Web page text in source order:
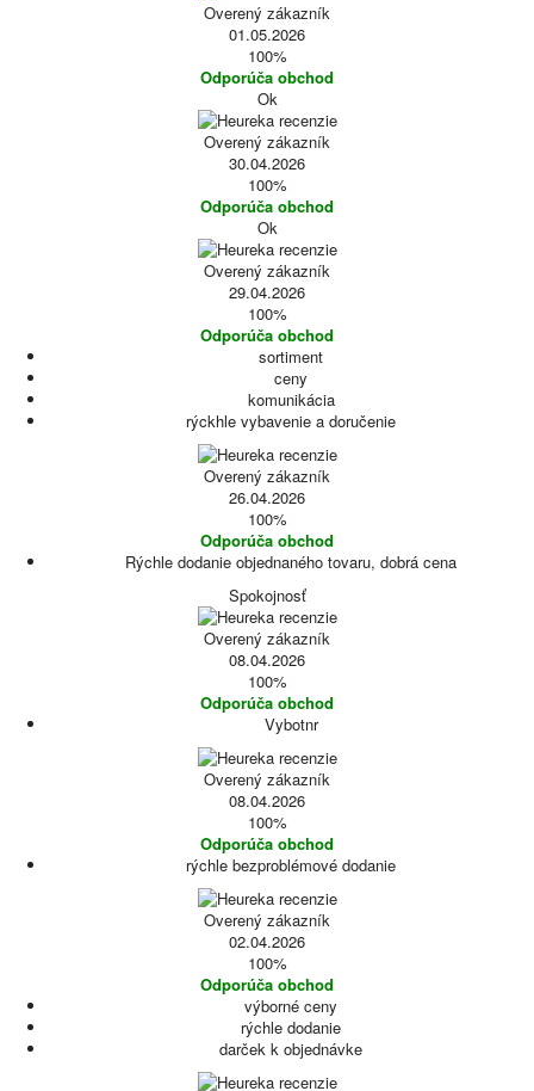
Overený zákazník
01.05.2026
100%
Odporúča obchod
Ok
Overený zákazník
30.04.2026
100%
Odporúča obchod
Ok
Overený zákazník
29.04.2026
100%
Odporúča obchod
sortiment
ceny
komunikácia
rýckhle vybavenie a doručenie
Overený zákazník
26.04.2026
100%
Odporúča obchod
Rýchle dodanie objednaného tovaru, dobrá cena
Spokojnosť
Overený zákazník
08.04.2026
100%
Odporúča obchod
Vybotnr
Overený zákazník
08.04.2026
100%
Odporúča obchod
rýchle bezproblémové dodanie
Overený zákazník
02.04.2026
100%
Odporúča obchod
výborné ceny
rýchle dodanie
darček k objednávke